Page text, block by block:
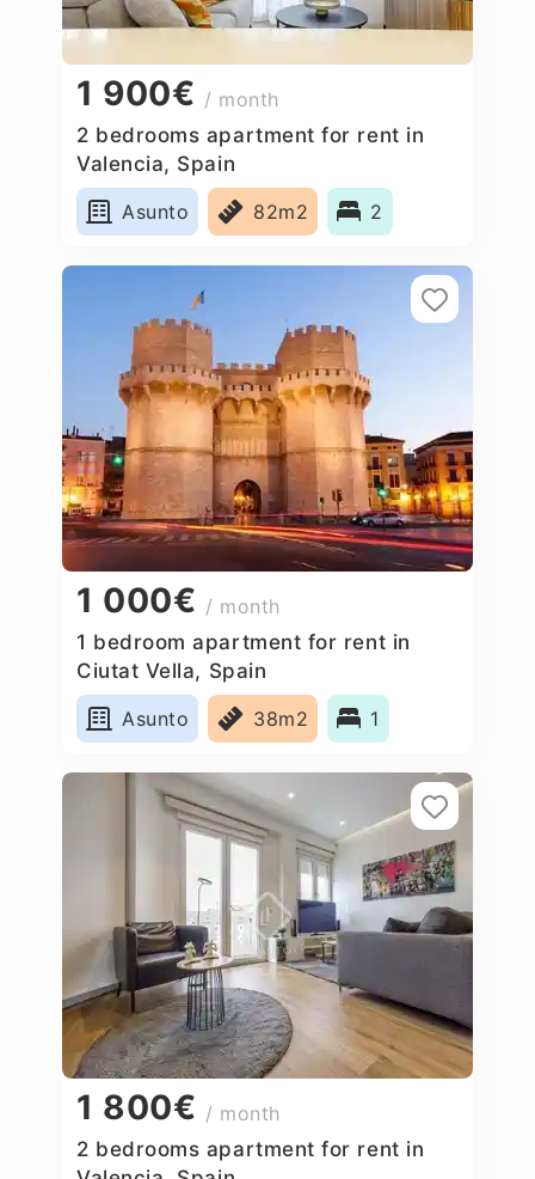
1 900€ / month
2 bedrooms apartment for rent in
Valencia, Spain
Asunto
82m2 2
1 000€ / month
1 bedroom apartment for rent in
Ciutat Vella, Spain
Asunto
38m2 1
1 800€ / month
2 bedrooms apartment for rent in